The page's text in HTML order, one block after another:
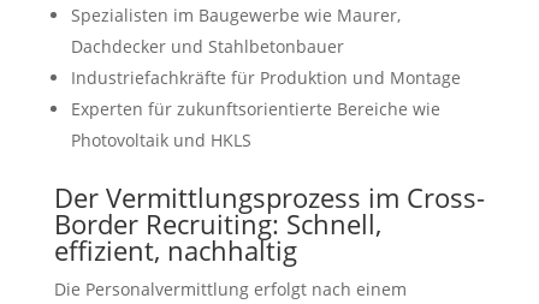
Spezialisten im Baugewerbe wie Maurer,
Dachdecker und Stahlbetonbauer
Industriefachkräfte für Produktion und Montage
Experten für zukunftsorientierte Bereiche wie
Photovoltaik und HKLS
Der Vermittlungsprozess im Cross-
Border Recruiting: Schnell,
effizient, nachhaltig
Die Personalvermittlung erfolgt nach einem